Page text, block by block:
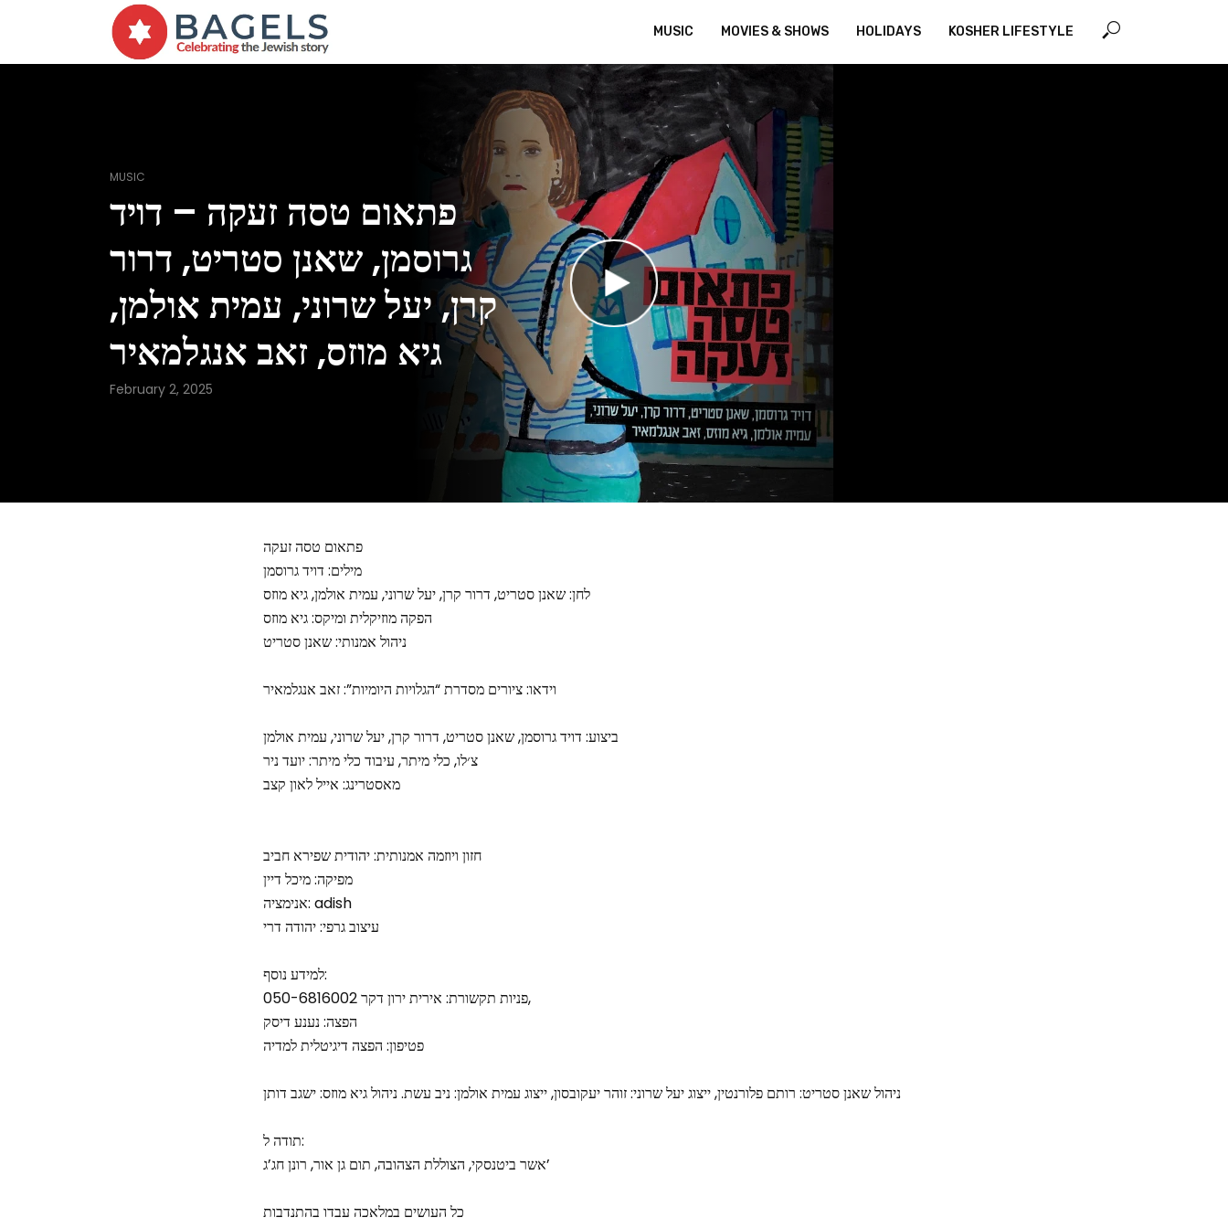
MUSIC MOVIES & SHOWS HOLIDAYS KOSHER LIFESTYLE
MUSIC
פתאום טסה זעקה – דויד
גרוסמן, שאנן סטריט, דרור
קרן, יעל שרוני, עמית אולמן,
גיא מוזס, זאב אנגלמאיר
February 2, 2025
פתאום טסה זעקה
מילים: דויד גרוסמן
לחן: שאנן סטריט, דרור קרן, יעל שרוני, עמית אולמן, גיא מוזס
הפקה מוזיקלית ומיקס: גיא מוזס
ניהול אמנותי: שאנן סטריט
וידאו: ציורים מסדרת “הגלויות היומיות”: זאב אנגלמאיר
ביצוע: דויד גרוסמן, שאנן סטריט, דרור קרן, יעל שרוני, עמית אולמן
צ׳לו, כלי מיתר, עיבוד כלי מיתר: יועד ניר
מאסטרינג: אייל לאון קצב
חזון ויוזמה אמנותית: יהודית שפירא חביב
מפיקה: מיכל דיין
אנימציה: adish
עיצוב גרפי: יהודה דרי
למידע נוסף:
פניות תקשורת: אירית ירון דקר 050-6816002,
הפצה: נענע דיסק
פטיפון: הפצה דיגיטלית למדיה
ניהול שאנן סטריט: רותם פלורנטין, ייצוג יעל שרוני: זוהר יעקובסון, ייצוג עמית אולמן: ניב עשת. ניהול גיא מוזס: ישגב דותן
תודה ל:
אשר ביטנסקי, הצוללת הצהובה, תום גן אור, רונן חג’ג’
כל העושים במלאכה עבדו בהתנדבות